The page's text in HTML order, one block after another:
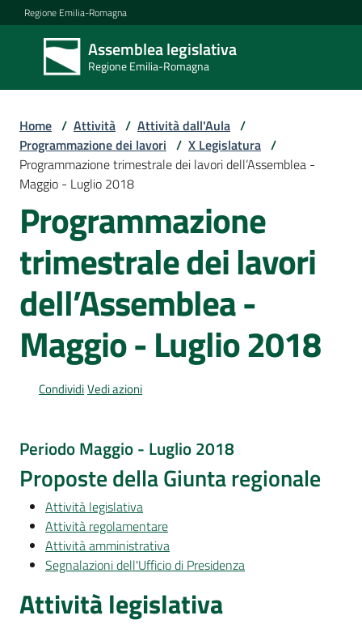
Vai al contenuto
Vai alla navigazione
Vai al footer
Regione Emilia-Romagna
Assemblea legislativa
Regione Emilia-Romagna
Assemblea
legislativa
Regione Emilia-
Assemblea
Attività
Argomenti
Per
i
cittadini
Home / Attività / Attività dall'Aula /
Programmazione dei lavori / X Legislatura /
Programmazione trimestrale dei lavori dell’Assemblea -
Maggio - Luglio 2018
Programmazione
trimestrale dei lavori
dell’Assemblea -
Maggio - Luglio 2018
CondividiVedi azioni
Periodo Maggio - Luglio 2018
Proposte della Giunta regionale
Attività legislativa
Attività regolamentare
Attività amministrativa
Segnalazioni dell'Ufficio di Presidenza
Attività legislativa